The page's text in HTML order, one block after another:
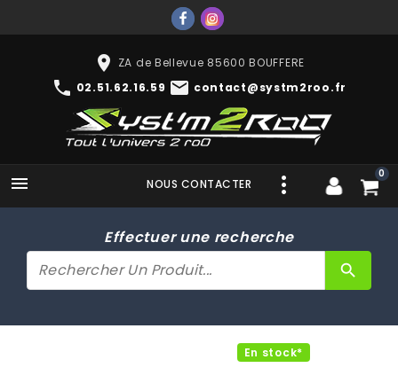
place ZA de Bellevue 85600 BOUFFERE
phone 02.51.62.16.59 mail contact@systm2roo.fr
 0
NOUS CONTACTER
Effectuer une recherche
search
En stock*